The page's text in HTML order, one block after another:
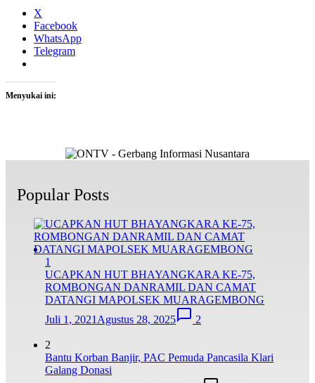
X
Facebook
WhatsApp
Telegram
Menyukai ini:
Popular Posts
1
UCAPKAN HUT BHAYANGKARA KE-75,
ROMBONGAN DANRAMIL DAN CAMAT
DATANGI MAPOLSEK MUARAGEMBONG
Juli 1, 2021Agustus 28, 2025 2
2
Bantu Korban Banjir, PAC Pemuda Pancasila Klari
Galang Donasi